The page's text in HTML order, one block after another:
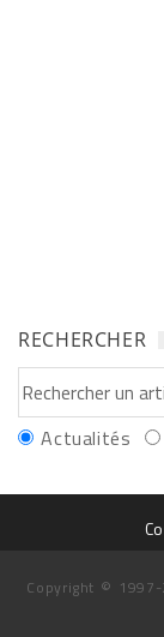
RECHERCHER
Actualités
Copyright ©